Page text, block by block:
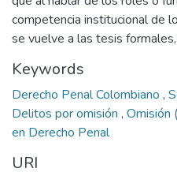
competencia institucional de
se vuelve a las tesis
Keywords
Derecho Penal Colombiano ,
Delitos por omisión , Omisión
en Derecho Penal
URI